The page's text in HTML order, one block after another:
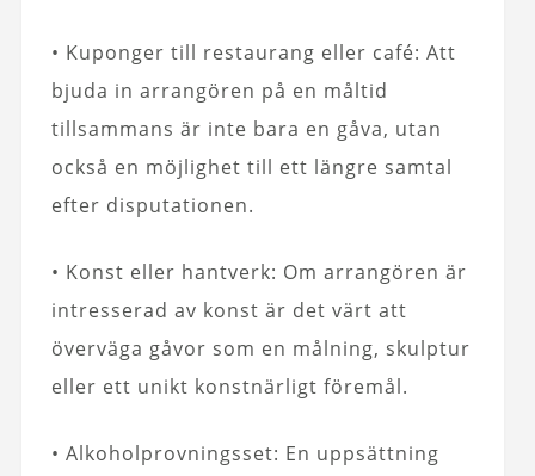
• Kuponger till restaurang eller café: Att
bjuda in arrangören på en måltid
tillsammans är inte bara en gåva, utan
också en möjlighet till ett längre samtal
efter disputationen.
• Konst eller hantverk: Om arrangören är
intresserad av konst är det värt att
överväga gåvor som en målning, skulptur
eller ett unikt konstnärligt föremål.
• Alkoholprovningsset: En uppsättning